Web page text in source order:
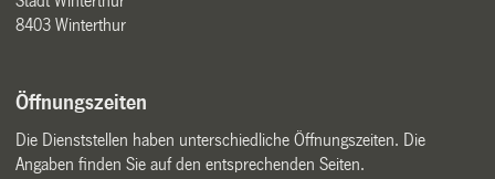
8403 Winterthur
Öffnungszeiten
Die Dienststellen haben unterschiedliche Öffnungszeiten. Die
Angaben finden Sie auf den entsprechenden Seiten.